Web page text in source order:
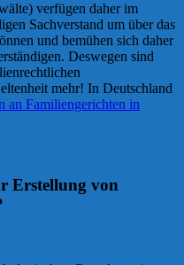
verfügen daher im
Sachverstand um über das
und bemühen sich daher
Deswegen sind
mehr! In Deutschland
an Familiengerichten in
Erstellung von